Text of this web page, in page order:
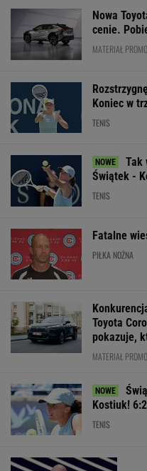
Nowa
cenie.
MATERIAŁ
Koniec w
TENIS
Tak
Świątek -
TENIS
Fatalne
PIŁKA NOŻNA
Toyota
pokazuje,
MATERIAŁ
Kostiuk!
TENIS